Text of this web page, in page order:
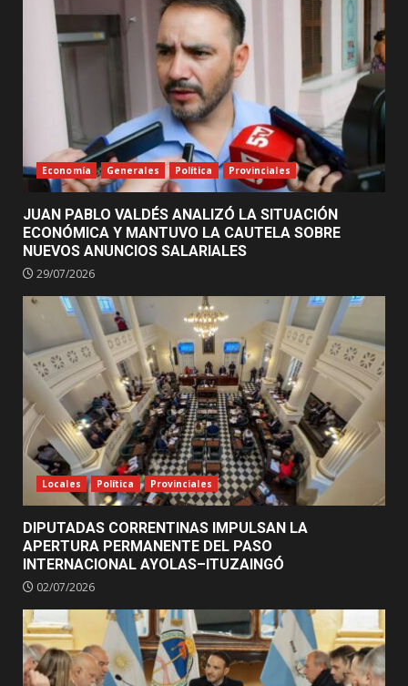
Economía Generales Política Provinciales
JUAN PABLO VALDÉS ANALIZÓ LA SITUACIÓN
ECONÓMICA Y MANTUVO LA CAUTELA SOBRE
NUEVOS ANUNCIOS SALARIALES
29/07/2026
Locales Política Provinciales
DIPUTADAS CORRENTINAS IMPULSAN LA
APERTURA PERMANENTE DEL PASO
INTERNACIONAL AYOLAS–ITUZAINGÓ
02/07/2026